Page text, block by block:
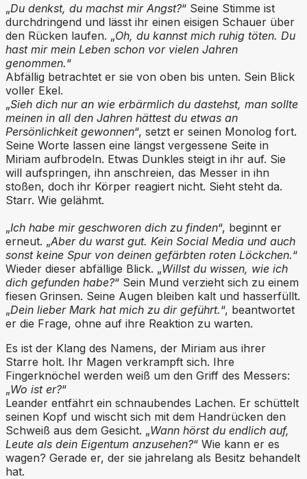
„Du denkst, du machst mir Angst?“ Seine Stimme ist
durchdringend und lässt ihr einen eisigen Schauer über
den Rücken laufen. „Oh, du kannst mich ruhig töten. Du
hast mir mein Leben schon vor vielen Jahren
genommen.“
Abfällig betrachtet er sie von oben bis unten. Sein Blick
voller Ekel.
„Sieh dich nur an wie erbärmlich du dastehst, man sollte
meinen in all den Jahren hättest du etwas an
Persönlichkeit gewonnen“, setzt er seinen Monolog fort.
Seine Worte lassen eine längst vergessene Seite in
Miriam aufbrodeln. Etwas Dunkles steigt in ihr auf. Sie
will aufspringen, ihn anschreien, das Messer in ihn
stoßen, doch ihr Körper reagiert nicht. Sieht steht da.
Starr. Wie gelähmt.
„Ich habe mir geschworen dich zu finden“, beginnt er
erneut. „Aber du warst gut. Kein Social Media und auch
sonst keine Spur von deinen gefärbten roten Löckchen.“
Wieder dieser abfällige Blick. „Willst du wissen, wie ich
dich gefunden habe?“ Sein Mund verzieht sich zu einem
fiesen Grinsen. Seine Augen bleiben kalt und hasserfüllt.
„Dein lieber Mark hat mich zu dir geführt.“, beantwortet
er die Frage, ohne auf ihre Reaktion zu warten.
Es ist der Klang des Namens, der Miriam aus ihrer
Starre holt. Ihr Magen verkrampft sich. Ihre
Fingerknöchel werden weiß um den Griff des Messers:
„Wo ist er?“
Leander entfährt ein schnaubendes Lachen. Er schüttelt
seinen Kopf und wischt sich mit dem Handrücken den
Schweiß aus dem Gesicht. „Wann hörst du endlich auf,
Leute als dein Eigentum anzusehen?“ Wie kann er es
wagen? Gerade er, der sie jahrelang als Besitz behandelt
hat.